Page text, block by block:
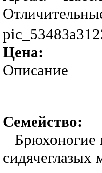
Цена:
Описание
Семейство:
Брюхоногие
сидячеглазых